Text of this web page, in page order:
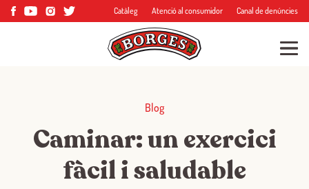
Catàleg Atenció al consumidor Canal de denúncies
Blog
Caminar: un exercici
fàcil i saludable